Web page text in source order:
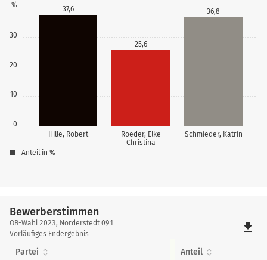
0
10
20
30
%
Hille, Robert
Roeder, Elke
Christina
Schmieder, Katrin
37,6
25,6
36,8
Anteil in %
Bewerberstimmen
Bewerberstimmen
OB-Wahl 2023, Norderstedt 091
Vorläufiges Endergebnis
file_download
Partei Anteil